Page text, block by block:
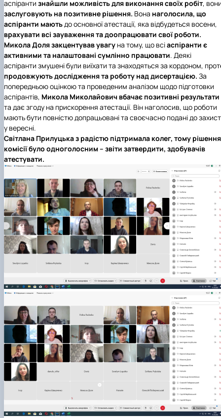
аспіранти знайшли можливість для виконання своїх робіт,
заслуговують на позитивне рішення. Вона наголосила, що
аспіранти маютьдо основної атестації, яка відбудеться восени,
врахувати всі зауваження та доопрацювати свої роботи.
Микола Доля закцентував увагу на тому, що всіаспіранти є
активними та налаштовані сумлінно працювати. Деякі
аспіранти змушені були виїхати та знаходяться за кордоном,
продовжують дослідження та роботу над дисертацією. За
попередньою оцінкою та проведеним аналізом щодо підготовки
аспірантів, Микола Миколайович вбачає позитивні результати
та дає згоду на прискорення атестації. Він наголосив, що роботи
мають бути повністю допрацьовані та своєчасно подані до
у вересні.
Світлана Прилуцька з радістю підтримала колег, тому рішення
комісії було одноголосним – звіти затвердити, здобувачів
атестувати.